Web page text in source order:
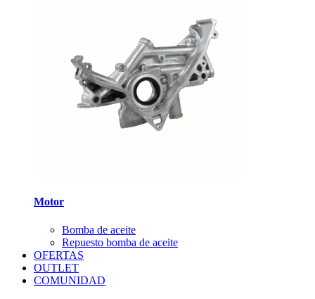
Motor
Bomba de aceite
Repuesto bomba de aceite
OFERTAS
OUTLET
COMUNIDAD